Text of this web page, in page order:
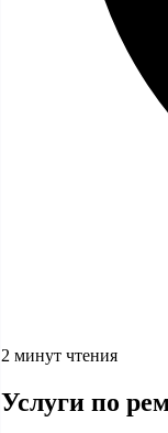
2 минут чтения
Услуги по